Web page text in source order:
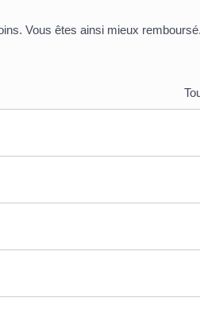
Vous êtes ainsi mieux remboursé.